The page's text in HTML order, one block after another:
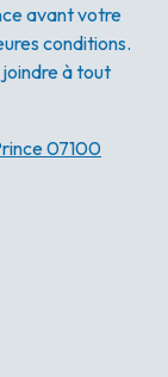
avant votre
conditions.
joindre à tout
07100